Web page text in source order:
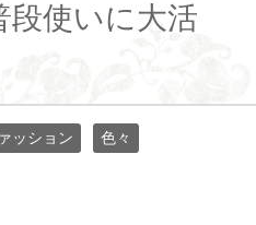
段使いに大活
ッション 色々